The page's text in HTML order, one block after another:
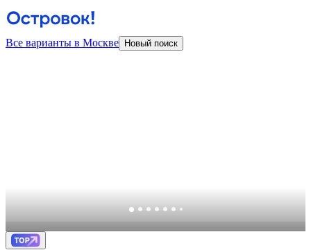
Все варианты в Москве Новый поиск